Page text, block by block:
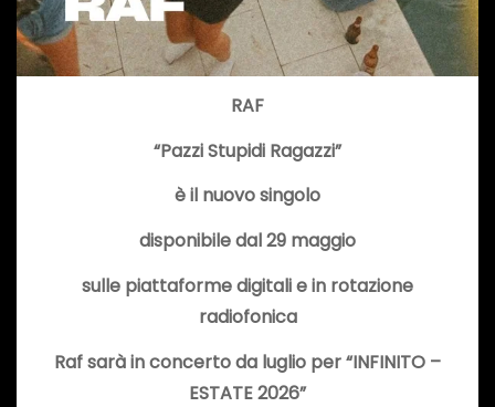
RAF
“Pazzi Stupidi Ragazzi”
è il nuovo singolo
disponibile dal 29 maggio
sulle piattaforme digitali e in rotazione
radiofonica
Raf sarà in concerto da luglio per “INFINITO –
ESTATE 2026”